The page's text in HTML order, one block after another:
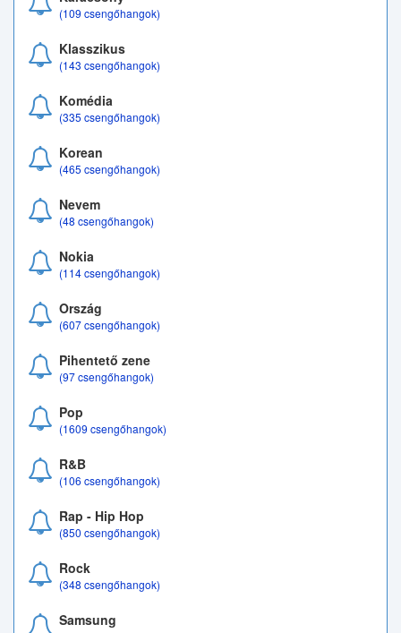
(109 csengőhangok)
Klasszikus
(143 csengőhangok)
Komédia
(335 csengőhangok)
Korean
(465 csengőhangok)
Nevem
(48 csengőhangok)
Nokia
(114 csengőhangok)
Ország
(607 csengőhangok)
Pihentető zene
(97 csengőhangok)
Pop
(1609 csengőhangok)
R&B
(106 csengőhangok)
Rap - Hip Hop
(850 csengőhangok)
Rock
(348 csengőhangok)
Samsung